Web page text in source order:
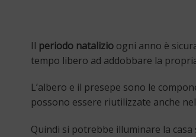
Il periodo natalizio ogni anno è
tempo libero ad addobbare la
L’albero e il presepe sono le
possono essere riutilizzate anche
Quindi si potrebbe illuminare la